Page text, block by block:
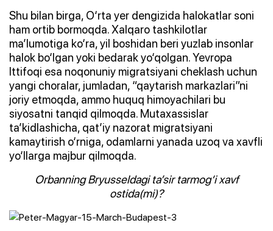
Shu bilan birga, O‘rta yer dengizida halokatlar soni
ham ortib bormoqda. Xalqaro tashkilotlar
ma’lumotiga ko‘ra, yil boshidan beri yuzlab insonlar
halok bo‘lgan yoki bedarak yo‘qolgan. Yevropa
Ittifoqi esa noqonuniy migratsiyani cheklash uchun
yangi choralar, jumladan, “qaytarish markazlari”ni
joriy etmoqda, ammo huquq himoyachilari bu
siyosatni tanqid qilmoqda. Mutaxassislar
ta’kidlashicha, qat’iy nazorat migratsiyani
kamaytirish o‘rniga, odamlarni yanada uzoq va xavfli
yo‘llarga majbur qilmoqda.
Orbanning Bryusseldagi ta’sir tarmog‘i xavf
ostida(mi)?